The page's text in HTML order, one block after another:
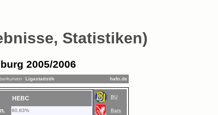
Statistiken)
2005/2006
Ligastatistik hafo.de
HEBC
60,83%
BU
Bars